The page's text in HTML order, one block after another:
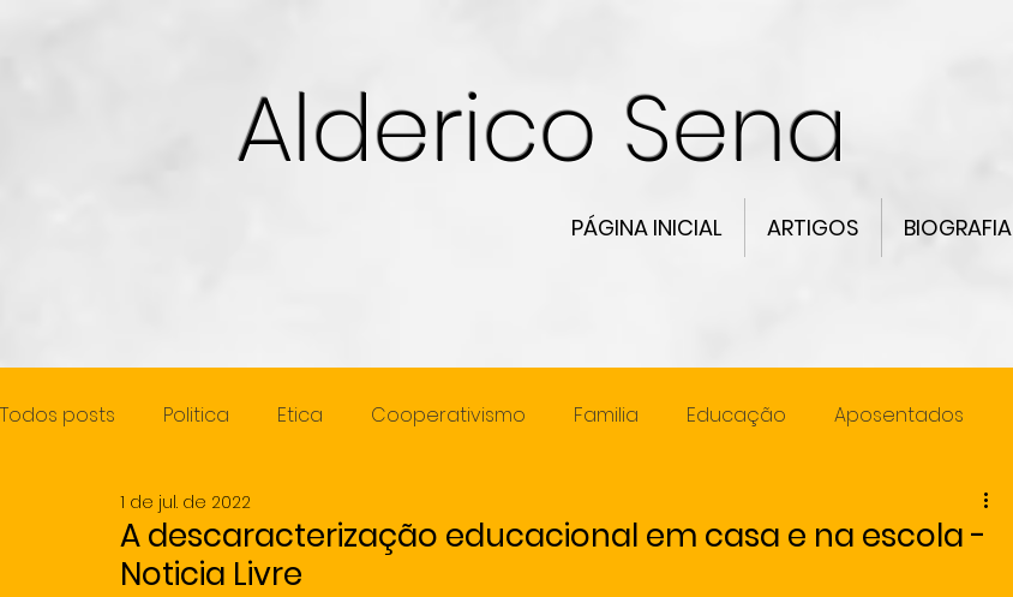
Alderico Sena
PÁGINA INICIAL ARTIGOS BIOGRAFIA
Todos posts Politica Etica Cooperativismo Familia Educação Aposentados
Cidadania Juventude
A descaracterização educacional em casa e na escola -
Noticia Livre
1 de jul. de 2022